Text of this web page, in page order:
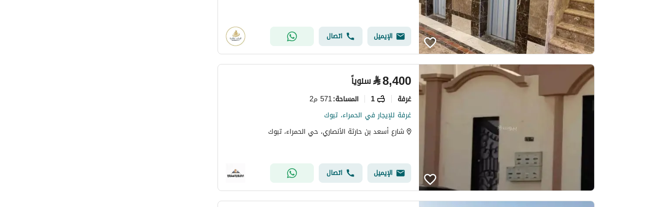
الإيميل اتصال
⃁8,400 سنوياً
غرفة 1 المساحة:571 م2
غرفة للإيجار في الحمراء، تبوك
شارع أسعد بن حارثة الأنصاري، حي الحمراء، تبوك
الإيميل اتصال